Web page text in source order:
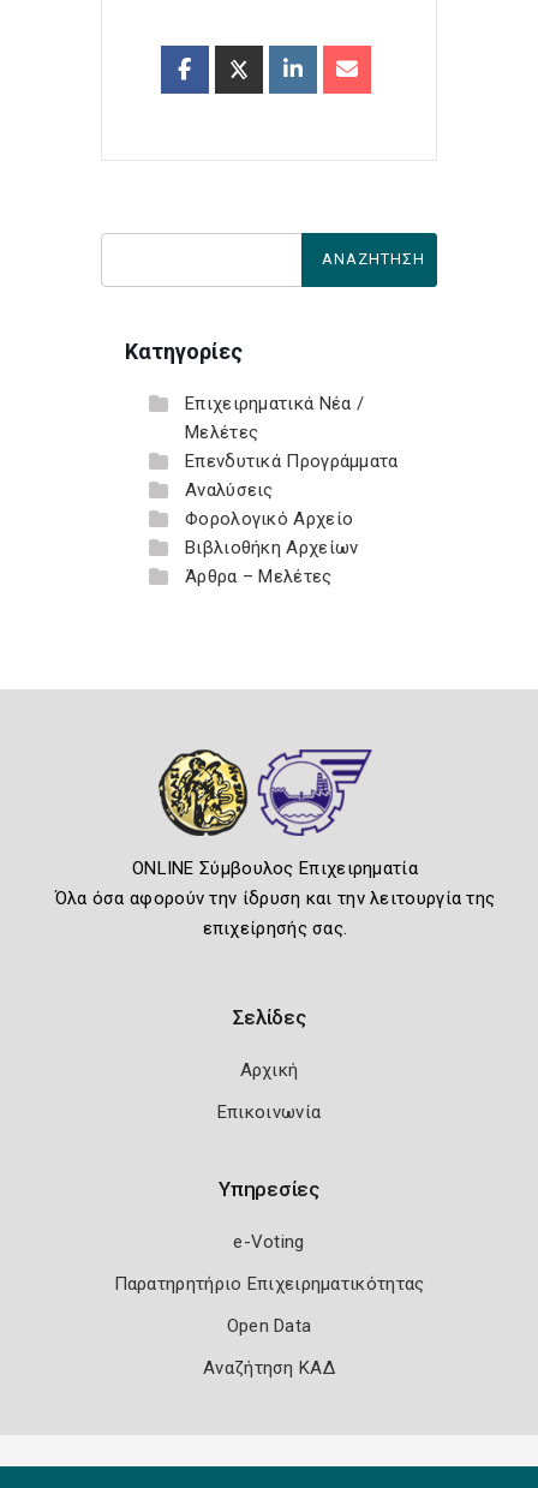
Κατηγορίες
Επιχειρηματικά Νέα /
Μελέτες
Επενδυτικά Προγράμματα
Αναλύσεις
Φορολογικό Αρχείο
Βιβλιοθήκη Αρχείων
Άρθρα – Μελέτες
ONLINE Σύμβουλος Επιχειρηματία
Όλα όσα αφορούν την ίδρυση και την λειτουργία της
επιχείρησής σας.
Σελίδες
Αρχική
Επικοινωνία
Υπηρεσίες
e-Voting
Παρατηρητήριο Επιχειρηματικότητας
Open Data
Αναζήτηση ΚΑΔ